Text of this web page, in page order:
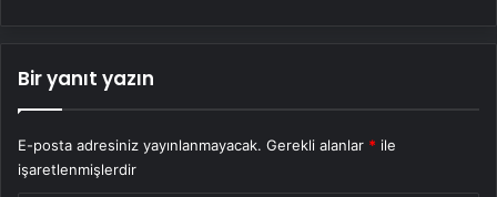
Bir yanıt yazın
E-posta adresiniz yayınlanmayacak. Gerekli alanlar * ile
işaretlenmişlerdir